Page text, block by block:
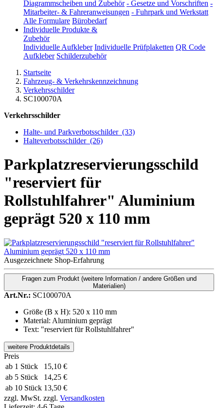
Diagrammscheiben und Zubehör - Gesetze und Vorschriften -
Mitarbeiter- & Fahreranweisungen - Fuhrpark und Werkstatt
Alle Formulare Bürobedarf
Individuelle Produkte &
Zubehör
Individuelle Aufkleber Individuelle Prüfplaketten QR Code
Aufkleber Schilderzubehör
Startseite
Fahrzeug- & Verkehrskennzeichnung
Verkehrsschilder
SC100070A
Verkehrsschilder
Halte- und Parkverbotsschilder (33)
Halteverbotsschilder (26)
Parkplatzreservierungsschild
"reserviert für
Rollstuhlfahrer" Aluminium
geprägt 520 x 110 mm
Ausgezeichnete Shop-Erfahrung
Fragen zum Produkt (weitere Information / andere Größen und
Materialien)
Art.Nr.: SC100070A
Größe (B x H): 520 x 110 mm
Material: Aluminium geprägt
Text: "reserviert für Rollstuhlfahrer"
weitere Produktdetails
Preis
ab 1 Stück
15,10 €
ab 5 Stück
14,25 €
ab 10 Stück 13,50 €
zzgl. MwSt. zzgl. Versandkosten